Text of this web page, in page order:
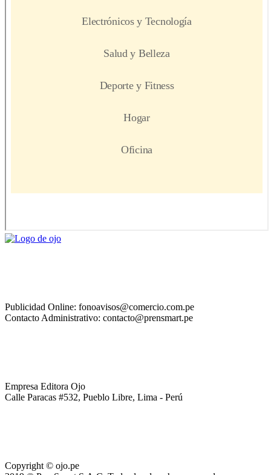
Publicidad Online: fonoavisos@comercio.com.pe
Contacto Administrativo: contacto@prensmart.pe
Empresa Editora Ojo
Calle Paracas #532, Pueblo Libre, Lima - Perú
Copyright © ojo.pe